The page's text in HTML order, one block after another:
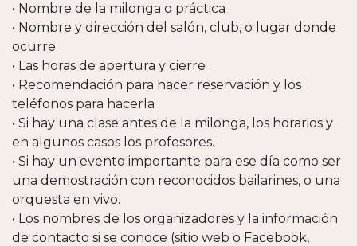
• Nombre de la milonga o práctica
• Nombre y dirección del salón, club, o lugar donde
ocurre
• Las horas de apertura y cierre
• Recomendación para hacer reservación y los
teléfonos para hacerla
• Si hay una clase antes de la milonga, los horarios y
en algunos casos los profesores.
• Si hay un evento importante para ese día como ser
una demostración con reconocidos bailarines, o una
orquesta en vivo.
• Los nombres de los organizadores y la información
de contacto si se conoce (sitio web o Facebook,